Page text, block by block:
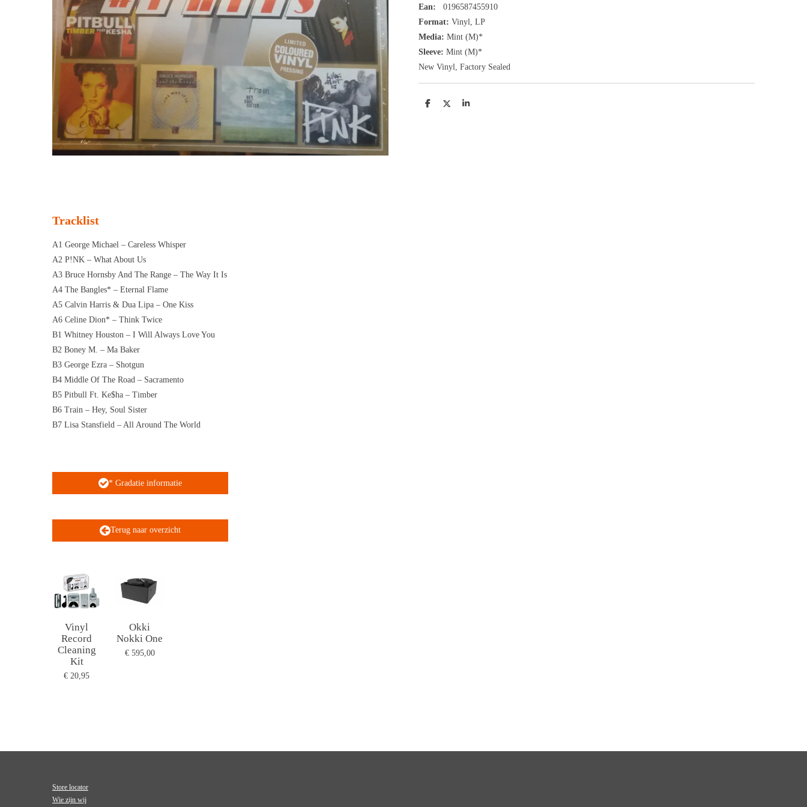
Ean:
0196587455910
Format: Vinyl, LP
Media: Mint (M)*
Sleeve: Mint (M)*
New Vinyl, Factory Sealed
D
D
S
Tracklist
A1 George Michael – Careless Whisper
A2 P!NK – What About Us
A3 Bruce Hornsby And The Range – The Way It Is
A4 The Bangles* – Eternal Flame
A5 Calvin Harris & Dua Lipa – One Kiss
A6 Celine Dion* – Think Twice
B1 Whitney Houston – I Will Always Love You
B2 Boney M. – Ma Baker
B3 George Ezra – Shotgun
B4 Middle Of The Road – Sacramento
B5 Pitbull Ft. Ke$ha – Timber
B6 Train – Hey, Soul Sister
B7 Lisa Stansfield – All Around The World
* Gradatie informatie
Terug naar overzicht
Vinyl
Record
Cleaning
Kit
€ 20,95
Okki
Nokki One
€ 595,00
Store locator
Wie zijn wij